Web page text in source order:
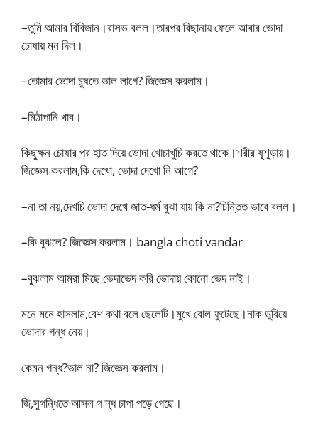
–তুমি আমার বিবিজান।রাসভ বলল।তারপর বিছানায় ফেলে আবার ভোদা
চোষায় মন দিল।
–তোমার ভোদা চুষতে ভাল লাগে? জিজ্ঞেস করলাম।
–মিঠাপানি খাব।
কিছুক্ষন চোষার পর হাত দিয়ে ভোদা খোচাখুচি করতে থাকে।শরীর ষূশূড়ায়।
জিজ্ঞেস করলাম,কি দেখো, ভোদা দেখো নি আগে?
–না তা নয়,দেখচি ভোদা দেখে জাত-ধর্ম বুঝা যায় কি না?চিন্তিত ভাবে বলল।
–কি বুঝলে? জিজ্ঞেস করলাম। bangla choti vandar
–বুঝলাম আমরা মিছে ভেদাভেদ করি ভোদায় কোনো ভেদ নাই।
মনে মনে হাসলাম,বেশ কথা বলে ছেলেটি।মুখে বোল ফুটেছে।নাক ডুবিয়ে
ভোদার গন্ধ নেয়।
কেমন গন্ধ?ভাল না? জিজ্ঞেস করলাম।
জি,সুগন্ধিতে আসল গ ন্ধ চাপা পড়ে গেছে।